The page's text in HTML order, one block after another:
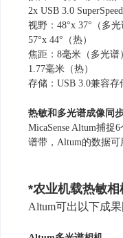
2x USB 3.0
视野：48°x 37°（多光
57°x 44°（热）
焦距：8毫米（多光谱
1.77毫米（热）
存储：USB 3.0兼容存
热敏和多光谱成像同
MicaSense Altum捕
谱带，Altum的数据可
*农业机载热敏
Altum可出以下成